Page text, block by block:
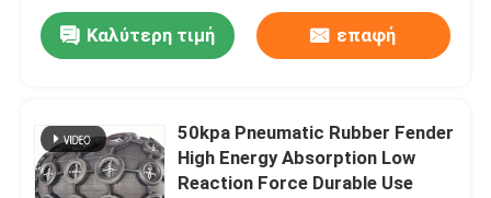
Σχετικά με εμάς
Έλεγχος ποιότητας
Καλύτερη τιμή επαφή
50kpa Pneumatic Rubber Fender
High Energy Absorption Low
Reaction Force Durable Use